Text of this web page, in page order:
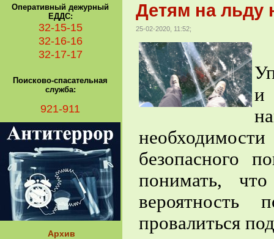
Детям на льду
25-02-2020, 11:52;
безопасного
понимать,
вероятность
провалиться
Оперативный дежурный
ЕДДС:
32-15-15
32-16-16
32-17-17
Поисково-спасательная
служба:
921-911
Архив